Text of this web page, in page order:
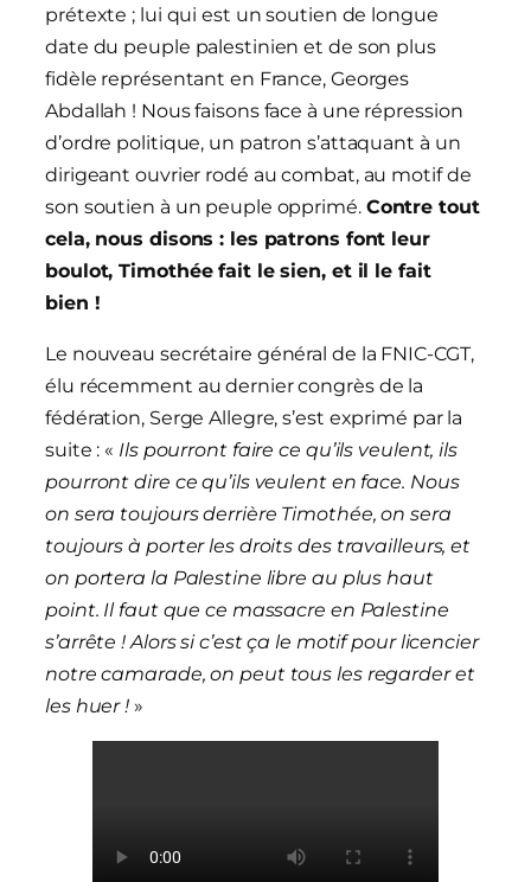
prétexte ; lui qui est un soutien de longue
date du peuple palestinien et de son plus
fidèle représentant en France, Georges
Abdallah ! Nous faisons face à une répression
d’ordre politique, un patron s’attaquant à un
dirigeant ouvrier rodé au combat, au motif de
son soutien à un peuple opprimé. Contre tout
cela, nous disons : les patrons font leur
boulot, Timothée fait le sien, et il le fait
bien !
Le nouveau secrétaire général de la FNIC-CGT,
élu récemment au dernier congrès de la
fédération, Serge Allegre, s’est exprimé par la
suite : « Ils pourront faire ce qu’ils veulent, ils
pourront dire ce qu’ils veulent en face. Nous
on sera toujours derrière Timothée, on sera
toujours à porter les droits des travailleurs, et
on portera la Palestine libre au plus haut
point. Il faut que ce massacre en Palestine
s’arrête ! Alors si c’est ça le motif pour licencier
notre camarade, on peut tous les regarder et
les huer ! »